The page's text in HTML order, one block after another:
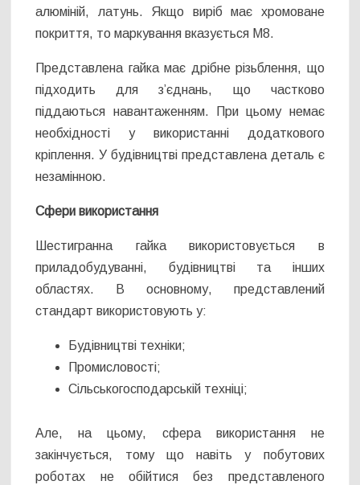
алюміній, латунь. Якщо виріб має хромоване
покриття, то маркування вказується М8.
Представлена гайка має дрібне різьблення, що
підходить для з’єднань, що частково
піддаються навантаженням. При цьому немає
необхідності у використанні додаткового
кріплення. У будівництві представлена деталь є
незамінною.
Сфери використання
Шестигранна гайка використовується в
приладобудуванні, будівництві та інших
областях. В основному, представлений
стандарт використовують у:
Будівництві техніки;
Промисловості;
Сільськогосподарській техніці;
Але, на цьому, сфера використання не
закінчується, тому що навіть у побутових
роботах не обійтися без представленого